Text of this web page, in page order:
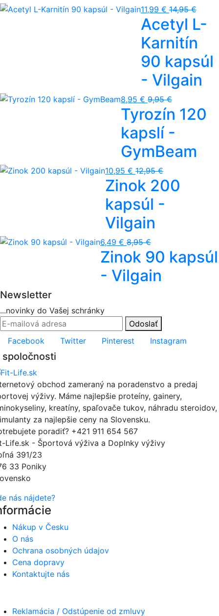
11,99 € 14,95 €
Acetyl L-
Karnitín
90 kapsúl
- Vilgain
8,95 € 9,95 €
Tyrozín 120
kapslí -
GymBeam
10,95 € 12,95 €
Zinok 200
kapsúl -
Vilgain
6,49 € 8,95 €
Zinok 90 kapsúl
- Vilgain
Newsletter
...novinky do Vašej schránky
Odoslať
Facebook
Twitter Pinterest Instagram
spoločnosti
obchod zameraný na poradenstvo a predaj
výživy. Máme najlepšie proteíny, gainery,
kreatíny, spaľovače tukov, náhradu steroidov,
za najlepšie ceny na Slovensku.
poradiť? +421 911 654 567
Life.sk - Športová výživa a Doplnky výživy
391/23
33 Poniky
nás nájdete?
Nákup v Česku
O nás
Ochrana osobných údajov
Cena dopravy
Kontaktujte nás
Reklamácia / Odstúpenie od zmluvy